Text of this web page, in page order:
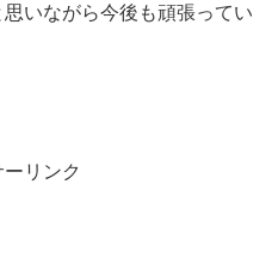
思いながら今後も頑張ってい
リンク